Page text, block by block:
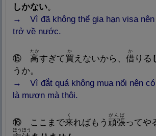
しかない。
→ Vì đã không thể gia hạn visa
trở về nước.
⑮ 高
たか
すぎて買
か
えないから、 借
か
りる
うか。
→ Vì đắt quá không mua nổi nên
là mượn mà thôi.
⑯ ここまで来
く
ればもう 頑張
がんば
ってや
ほうほう